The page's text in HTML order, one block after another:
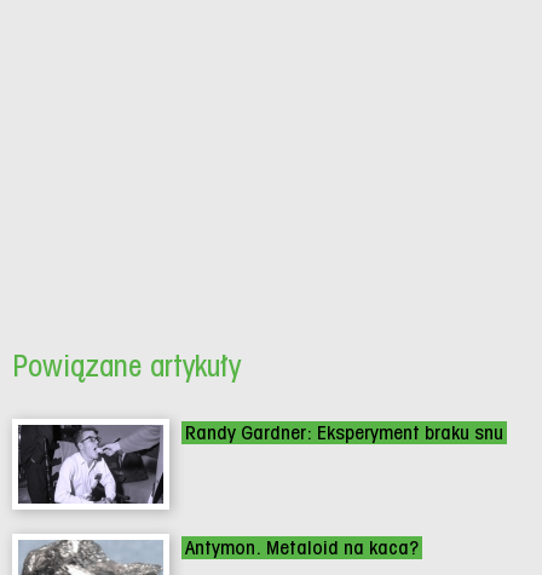
Powiązane artykuły
Randy Gardner: Eksperyment braku snu
Antymon. Metaloid na kaca?